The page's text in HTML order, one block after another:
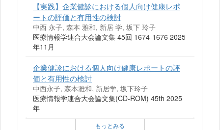
【実践】企業健診における個人向け健康レポ
ートの評価と有用性の検討
中西 永子, 森本 雅和, 新居 学, 坂下 玲子
医療情報学連合大会論文集 45回 1674-1676 2025
年11月
企業健診における個人向け健康レポートの評
価と有用性の検討
中西永子, 森本雅和, 新居学, 坂下玲子
医療情報学連合大会論文集(CD-ROM) 45th 2025
年
もっとみる